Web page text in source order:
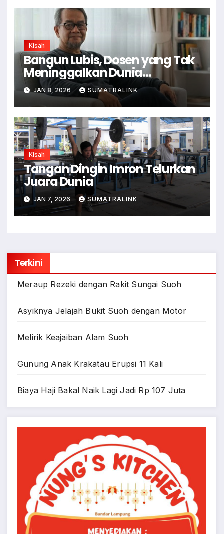
Kisah
Bangun Lubis, Dosen yang Tak
Meninggalkan Dunia
Wartawan
JAN 8, 2026 SUMATRALINK
Kisah
Tangan Dingin Imron Telurkan
Juara Dunia
JAN 7, 2026 SUMATRALINK
Terkini
Meraup Rezeki dengan Rakit Sungai Suoh
Asyiknya Jelajah Bukit Suoh dengan Motor
Melirik Keajaiban Alam Suoh
Gunung Anak Krakatau Erupsi 11 Kali
Biaya Haji Bakal Naik Lagi Jadi Rp 107 Juta